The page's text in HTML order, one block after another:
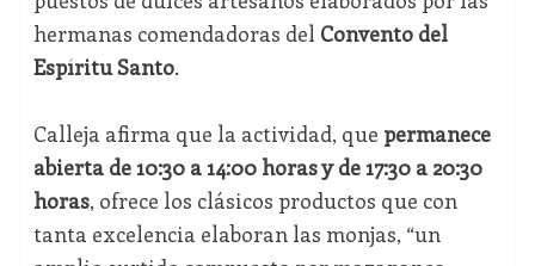
hermanas comendadoras del Convento del
Espíritu Santo.
Calleja afirma que la actividad, que permanece
abierta de 10:30 a 14:00 horas y de 17:30 a 20:30
horas, ofrece los clásicos productos que con
tanta excelencia elaboran las monjas, “un